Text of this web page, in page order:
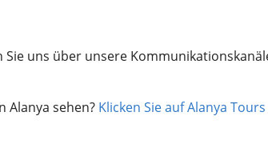
uns über unsere
Alanya sehen? Klicken Sie auf Alanya Tours